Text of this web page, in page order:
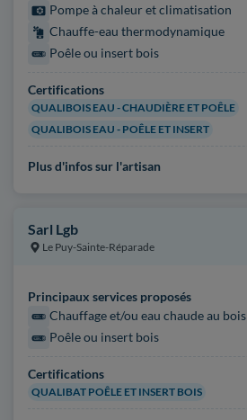
Pompe à chaleur et climatisation
Chauffe-eau thermodynamique
Poêle ou insert bois
Certifications
QUALIBOIS EAU - CHAUDIÈRE ET POÊLE
QUALIBOIS EAU - POÊLE ET INSERT
Plus d'infos sur l'artisan
Sarl Lgb
Le Puy-Sainte-Réparade
Principaux services proposés
Chauffage et/ou eau chaude au bois
Poêle ou insert bois
Certifications
QUALIBAT POÊLE ET INSERT BOIS